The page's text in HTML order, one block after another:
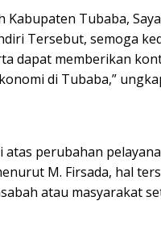
Kabupaten Tubaba,
Tersebut, semoga
dapat memberikan
di Tubaba,”
atas perubahan
M. Firsada, hal
atau masyarakat